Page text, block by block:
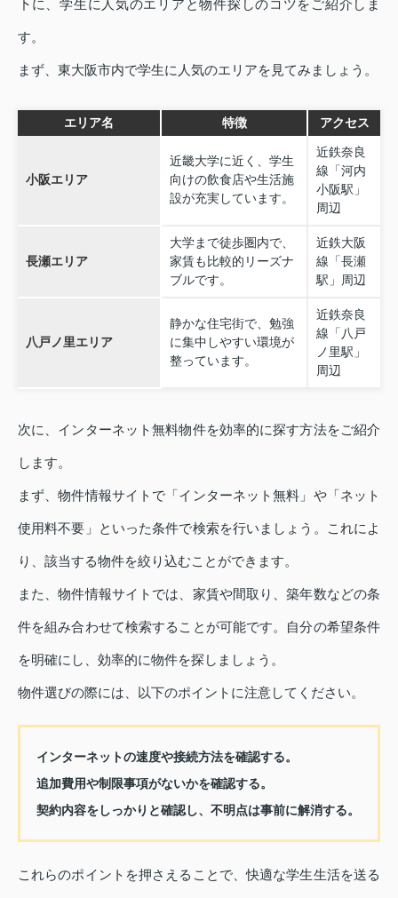
下に、学生に人気のエリアと物件探しのコツをご紹介しま
す。
まず、東大阪市内で学生に人気のエリアを見てみましょう。
エリア名 特徴 アクセス
小阪エリア
近畿大学に近く、学生
向けの飲食店や生活施
設が充実しています。
近鉄奈良
線「河内
小阪駅」
周辺
長瀬エリア
大学まで徒歩圏内で、
家賃も比較的リーズナ
ブルです。
近鉄大阪
線「長瀬
駅」周辺
八戸ノ里エリア
静かな住宅街で、勉強
に集中しやすい環境が
整っています。
近鉄奈良
線「八戸
ノ里駅」
周辺
次に、インターネット無料物件を効率的に探す方法をご紹介
します。
まず、物件情報サイトで「インターネット無料」や「ネット
使用料不要」といった条件で検索を行いましょう。これによ
り、該当する物件を絞り込むことができます。
また、物件情報サイトでは、家賃や間取り、築年数などの条
件を組み合わせて検索することが可能です。自分の希望条件
を明確にし、効率的に物件を探しましょう。
物件選びの際には、以下のポイントに注意してください。
インターネットの速度や接続方法を確認する。
追加費用や制限事項がないかを確認する。
契約内容をしっかりと確認し、不明点は事前に解消する。
これらのポイントを押さえることで、快適な学生生活を送る